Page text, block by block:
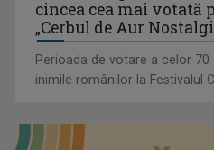
cincea cea mai votată
„Cerbul de Aur
Perioada de votare a celor
inimile românilor la Festivalul